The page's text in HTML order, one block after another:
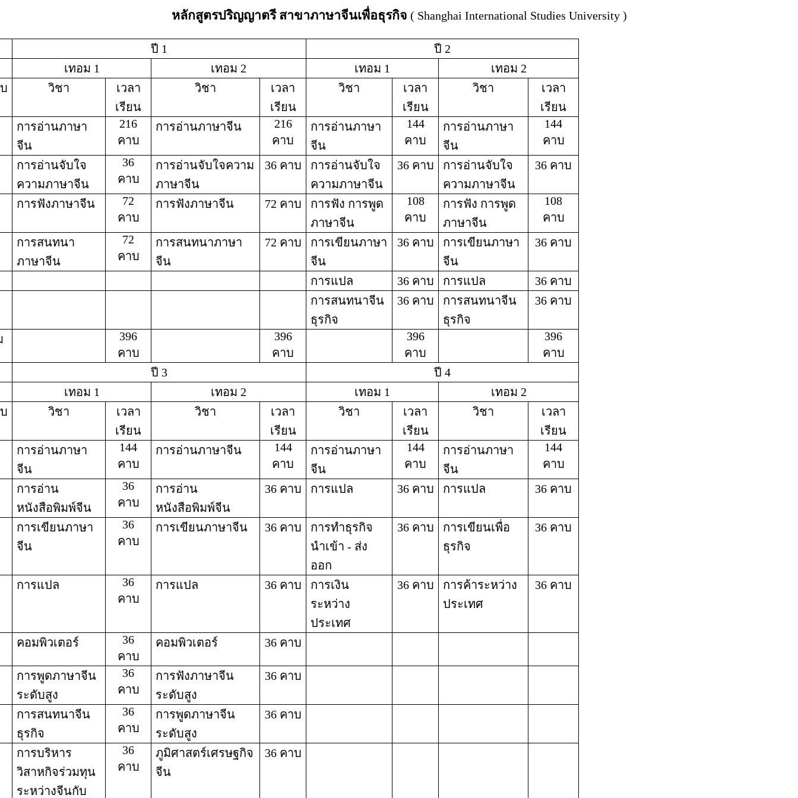
หลักสูตรปริญญาตรี สาขาภาษาจีนเพื่อธุรกิจ ( Shanghai International Studies University)
ปี 1
ปี 2
เทอม 1
เทอม 2 เทอม 1
เทอม 2
วิชา
เวลา
เรียน
วิชา
เวลา
เรียน
วิชา
เวลา
เรียน
วิชา
เวลา
เรียน
การอ่านภาษา
จีน
216
คาบ
การอ่านภาษาจีน
216
คาบ
การอ่านภาษา
จีน
144
คาบ
การอ่านภาษา
จีน
144
คาบ
การอ่านจับใจ
ความภาษาจีน
36
คาบ
การอ่านจับใจความ
ภาษาจีน
36 คาบ
การอ่านจับใจ
ความภาษาจีน
36 คาบ
การอ่านจับใจ
ความภาษาจีน
36 คาบ
การฟังภาษาจีน
72
คาบ
การฟังภาษาจีน 72 คาบ
การฟัง การพูด
ภาษาจีน
108
คาบ
การฟัง การพูด
ภาษาจีน
108
คาบ
การสนทนา
ภาษาจีน
72
คาบ
การสนทนาภาษา
จีน
72 คาบ
การเขียนภาษา
จีน
36 คาบ
การเขียนภาษา
จีน
36 คาบ
การแปล 36 คาบ การแปล
36 คาบ
การสนทนาจีน
ธุรกิจ
36 คาบ
การสนทนาจีน
ธุรกิจ
36 คาบ
396
คาบ
396
คาบ
396
คาบ
396
คาบ
ปี 3
ปี 4
เทอม 1
เทอม 2 เทอม 1
เทอม 2
วิชา
เวลา
เรียน
วิชา
เวลา
เรียน
วิชา
เวลา
เรียน
วิชา
เวลา
เรียน
การอ่านภาษา
จีน
144
คาบ
การอ่านภาษาจีน
144
คาบ
การอ่านภาษา
จีน
144
คาบ
การอ่านภาษา
จีน
144
คาบ
การอ่าน
หนังสือพิมพ์จีน
36
คาบ
การอ่าน
หนังสือพิมพ์จีน
36 คาบ การแปล 36 คาบ การแปล 36 คาบ
การเขียนภาษา
จีน
36
คาบ
การเขียนภาษาจีน 36 คาบ
การทำธุรกิจ
นำเข้า - ส่ง
ออก
36 คาบ
การเขียนเพื่อ
ธุรกิจ
36 คาบ
การแปล
36
คาบ
การแปล 36 คาบ
การเงิน
ระหว่าง
ประเทศ
36 คาบ
การค้าระหว่าง
ประเทศ
36 คาบ
คอมพิวเตอร์
36
คาบ
คอมพิวเตอร์ 36 คาบ
การพูดภาษาจีน
ระดับสูง
36
คาบ
การฟังภาษาจีน
ระดับสูง
36 คาบ
การสนทนาจีน
ธุรกิจ
36
คาบ
การพูดภาษาจีน
ระดับสูง
36 คาบ
การบริหาร
วิสาหกิจร่วมทุน
ระหว่างจีนกับ
36
คาบ
ภูมิศาสตร์เศรษฐกิจ
จีน
36 คาบ